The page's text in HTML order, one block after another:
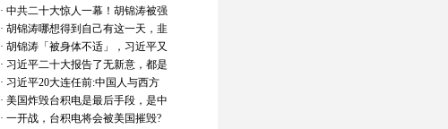
· 中共二十大惊人一幕！胡锦涛被强
· 胡锦涛哪想得到自己有这一天，韭
· 胡锦涛「被身体不适」，习近平又
· 习近平二十大报告了无新意，都是
· 习近平20大连任前:中国人与西方
· 美国炸毁台积电是最后手段，是中
· 一开战，台积电将会被美国摧毁?